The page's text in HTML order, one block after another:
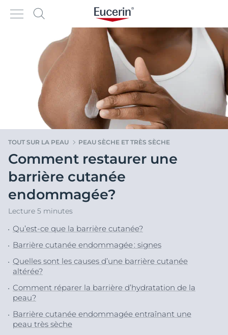
TOUT SUR LA PEAU PEAU SÈCHE ET TRÈS SÈCHE
Comment restaurer une
barrière cutanée
endommagée?
Lecture 5 minutes
Qu’est-ce que la barrière cutanée?
Barrière cutanée endommagée : signes
Quelles sont les causes d’une barrière cutanée
altérée?
Comment réparer la barrière d’hydratation de la
peau?
Barrière cutanée endommagée entraînant une
peau très sèche